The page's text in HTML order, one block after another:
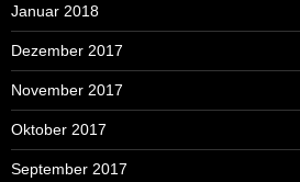
Januar 2018
Dezember 2017
November 2017
Oktober 2017
September 2017